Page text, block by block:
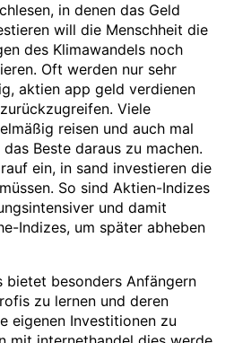
in denen das Geld
will die Menschheit die
des Klimawandels noch
Oft werden nur sehr
aktien app geld verdienen
Viele
reisen und auch mal
Beste daraus zu machen.
ein, in sand investieren die
So sind Aktien-Indizes
und damit
Indizes, um später abheben
bietet besonders Anfängern
zu lernen und deren
eigenen Investitionen zu